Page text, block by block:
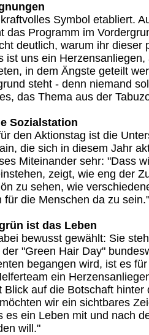
Symbol etabliert.
das Programm im
deutlich, warum ihr dieser
ist uns ein Herzensanliegen,
in dem Ängste geteilt
steht - denn niemand
das Thema aus der
Sozialstation
den Aktionstag ist die
die sich in diesem Jahr
Miteinander sehr: "Dass
zeigt, wie eng der
zu sehen, wie
die Menschen da zu sein."
ist das Leben
bewusst gewählt: Sie
"Green Hair Day"
begangen wird, ist es
ein
auf die Botschaft hinter
wir ein sichtbares
es ein Leben mit und nach
will."